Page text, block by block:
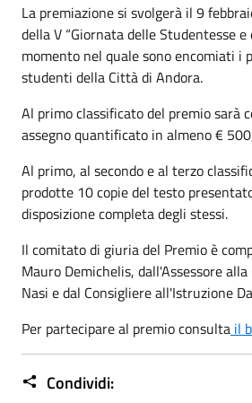
La premiazione si svolgerà il 9
della V “Giornata delle Studentesse e
momento nel quale sono encomiati i
studenti della Città di Andora.
Al primo classificato del premio sarà
assegno quantificato in almeno €
Al primo, al secondo e al terzo
prodotte 10 copie del testo
disposizione completa degli stessi.
Il comitato di giuria del Premio è
Mauro Demichelis, dall'Assessore
Nasi e dal Consigliere all'Istruzione
Per partecipare al premio consulta il
Condividi: